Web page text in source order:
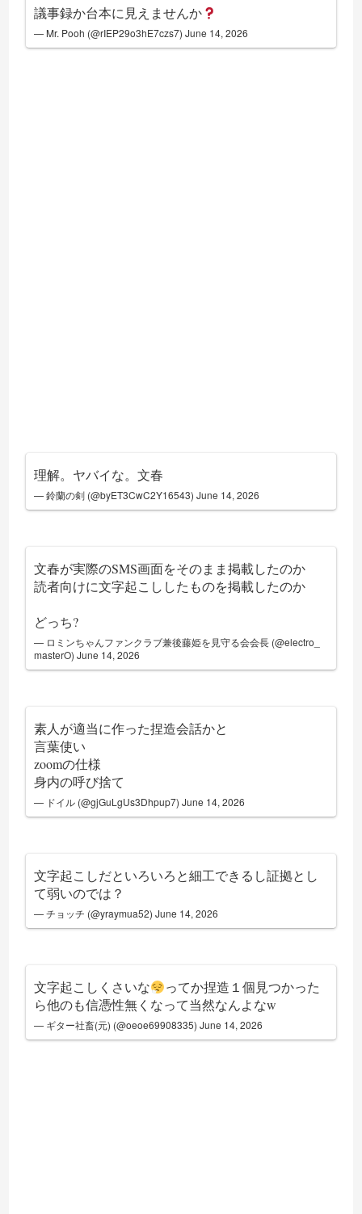
議事録か台本に見えませんか
— Mr. Pooh (@rIEP29o3hE7czs7)June 14, 2026
理解。ヤバイな。文春
— 鈴蘭の剣 (@byET3CwC2Y16543)June 14, 2026
文春が実際のSMS画面をそのまま掲載したのか
読者向けに文字起こししたものを掲載したのか
どっち?
— ロミンちゃんファンクラブ兼後藤姫を見守る会会長 (@electro_
masterO)June 14, 2026
素人が適当に作った捏造会話かと
言葉使い
zoomの仕様
身内の呼び捨て
— ドイル (@gjGuLgUs3Dhpup7)June 14, 2026
文字起こしだといろいろと細工できるし証拠とし
て弱いのでは？
— チョッチ (@yraymua52)June 14, 2026
文字起こしくさいな
ってか捏造１個見つかった
ら他のも信憑性無くなって当然なんよなw
— ギター社畜(元) (@oeoe69908335)June 14, 2026